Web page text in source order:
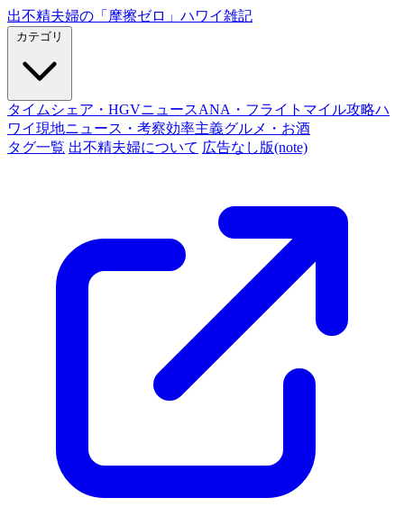
出不精夫婦の 「摩擦ゼロ」 ハワイ雑記
タイムシェア・HGVニュースANA・フライトマイル攻略ハ
ワイ現地ニュース・考察効率主義グルメ・お酒
タグ一覧 出不精夫婦について 広告なし版(note)